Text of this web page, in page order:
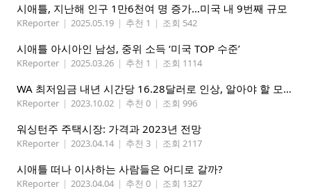
시애틀, 지난해 인구 1만6천여 명 증가…미국 내 9번째 규모
KReporter | 2025.05.19 | 추천 1 | 조회 542
시애틀 아시아인 남성, 중위 소득 ‘미국 TOP 수준’
KReporter | 2025.03.26 | 추천 1 | 조회 1114
WA 최저임금 내년 시간당 16.28달러로 인상, 알아야 할 모든 것
KReporter | 2023.10.02 | 추천 0 | 조회 996
워싱턴주 주택시장: 가격과 2023년 전망
KReporter | 2023.04.14 | 추천 3 | 조회 2117
시애틀 떠나 이사하는 사람들은 어디로 갈까?
KReporter | 2023.04.04 | 추천 0 | 조회 1327